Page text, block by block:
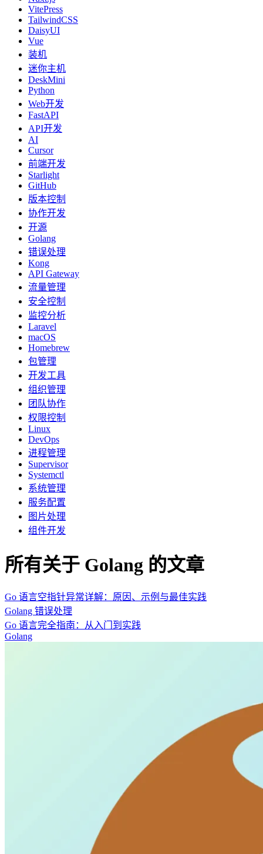
VitePress
TailwindCSS
DaisyUI
Vue
装机
迷你主机
DeskMini
Python
Web开发
FastAPI
API开发
AI
Cursor
前端开发
Starlight
GitHub
版本控制
协作开发
开源
Golang
错误处理
Kong
API Gateway
流量管理
安全控制
监控分析
Laravel
macOS
Homebrew
包管理
开发工具
组织管理
团队协作
权限控制
Linux
DevOps
进程管理
Supervisor
Systemctl
系统管理
服务配置
图片处理
组件开发
所有关于 Golang 的文章
Go 语言空指针异常详解：原因、示例与最佳实践
Golang 错误处理
Go 语言完全指南：从入门到实践
Golang